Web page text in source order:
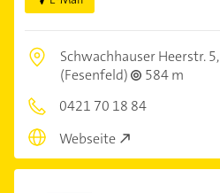
Schwachhauser Heerstr. 5,
(Fesenfeld)
584 m
0421 70 18 84
Webseite